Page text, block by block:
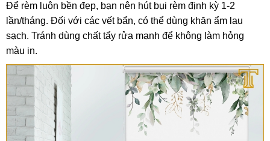
Để rèm luôn bền đẹp, bạn nên hút bụi rèm định kỳ 1-2
lần/tháng. Đối với các vết bẩn, có thể dùng khăn ẩm lau
sạch. Tránh dùng chất tẩy rửa mạnh để không làm hỏng
màu in.